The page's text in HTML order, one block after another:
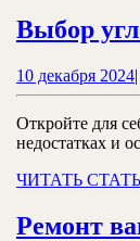
Выбор
10 декабря 2024|
Откройте для
недостатках и
ЧИТАТЬ
Ремонт